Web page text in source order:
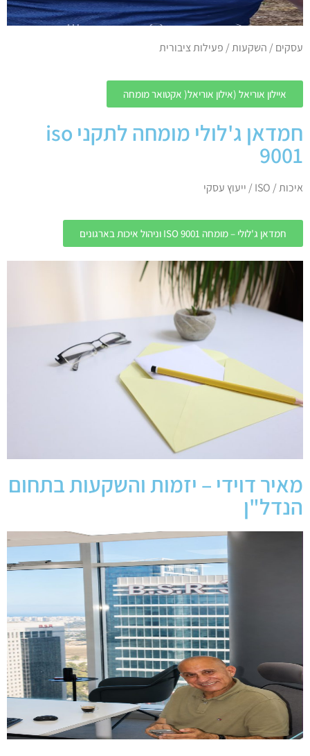
עסקים / השקעות / פעילות ציבורית
איילון אוריאל (אילון אוריאל( אקטואר מומחה
חמדאן ג'לולי מומחה לתקני iso
9001
איכות / ISO / ייעוץ עסקי
חמדאן ג'לולי – מומחה ISO 9001 וניהול איכות בארגונים
מאיר דוידי – יזמות והשקעות בתחום
הנדל"ן